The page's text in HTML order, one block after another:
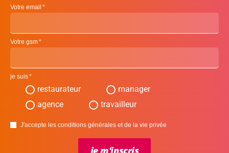
Votre email
Votre gsm
je suis
restaurateur
manager
agence
travailleur
J'accepte les conditions générales et de la vie privée
je m'inscris